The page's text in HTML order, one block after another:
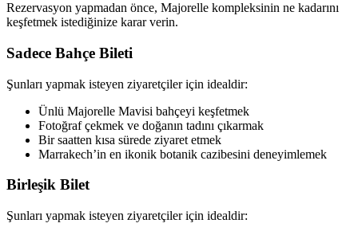
Rezervasyon yapmadan önce, Majorelle kompleksinin ne kadarını
keşfetmek istediğinize karar verin.
Sadece Bahçe Bileti
Şunları yapmak isteyen ziyaretçiler için idealdir:
Ünlü Majorelle Mavisi bahçeyi keşfetmek
Fotoğraf çekmek ve doğanın tadını çıkarmak
Bir saatten kısa sürede ziyaret etmek
Marrakech’in en ikonik botanik cazibesini deneyimlemek
Birleşik Bilet
Şunları yapmak isteyen ziyaretçiler için idealdir: